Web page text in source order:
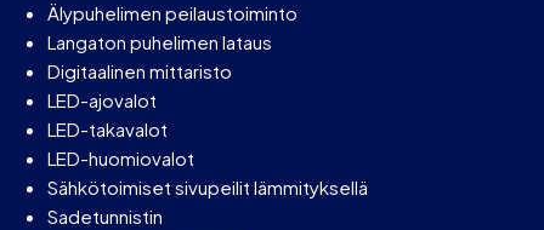
Älypuhelimen peilaustoiminto
Langaton puhelimen lataus
Digitaalinen mittaristo
LED-ajovalot
LED-takavalot
LED-huomiovalot
Sähkötoimiset sivupeilit lämmityksellä
Sadetunnistin